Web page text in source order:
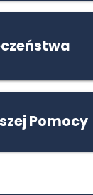
Pomocy